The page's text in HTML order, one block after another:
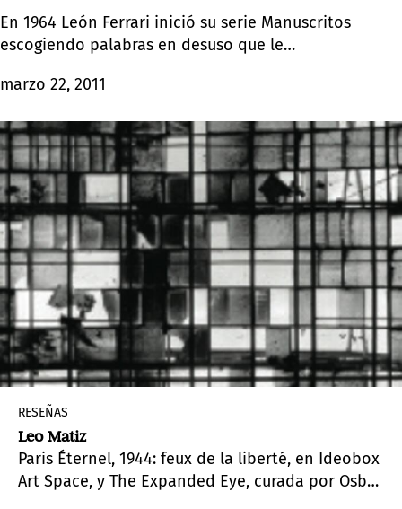
En 1964 León Ferrari inició su serie Manuscritos
escogiendo palabras en desuso que le
sentido: palabras y textos susceptibles de evocar,
marzo 22, 2011
RESEÑAS
Leo Matiz
Paris Éternel, 1944: feux de la liberté, en Ideobox
Art Space, y The Expanded Eye, curada por Osbel